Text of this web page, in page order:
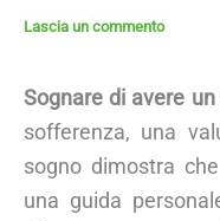
Lascia un commento
Sognare di avere
sofferenza, una
sogno dimostra
una guida